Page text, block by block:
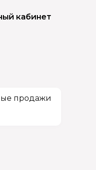
кабинет
продажи